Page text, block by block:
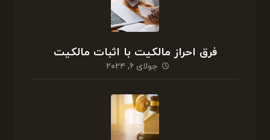
فرق احراز مالکیت با اثبات مالکیت
جولای ۶, ۲۰۲۴